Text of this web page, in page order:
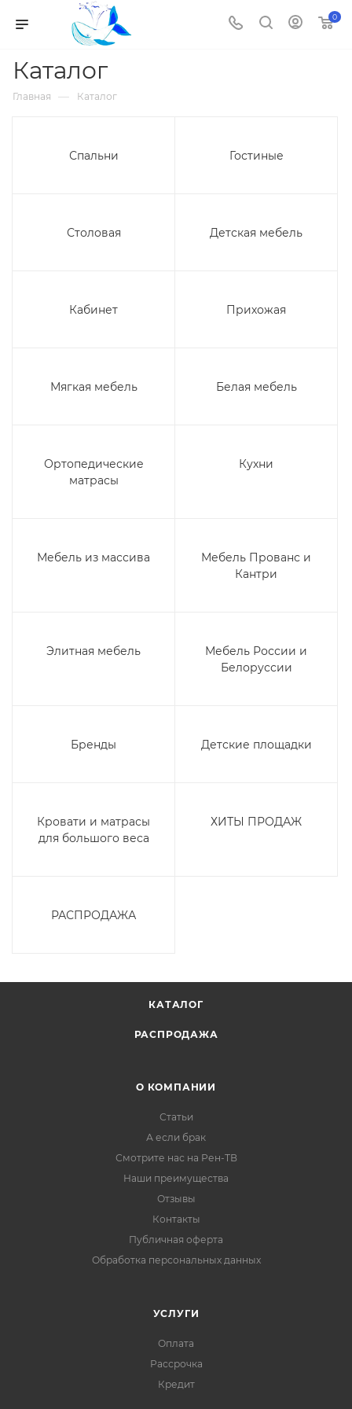
0
Каталог
Главная — Каталог
Спальни Гостиные
Столовая Детская мебель
Кабинет Прихожая
Мягкая мебель Белая мебель
Ортопедические
матрасы
Кухни
Мебель из массива
Мебель Прованс и
Кантри
Элитная мебель
Мебель России и
Белоруссии
Бренды Детские площадки
Кровати и матрасы
для большого веса
ХИТЫ ПРОДАЖ
РАСПРОДАЖА
КАТАЛОГ
РАСПРОДАЖА
О КОМПАНИИ
Статьи
А если брак
Смотрите нас на Рен-ТВ
Наши преимущества
Отзывы
Контакты
Публичная оферта
Обработка персональных данных
УСЛУГИ
Оплата
Рассрочка
Кредит